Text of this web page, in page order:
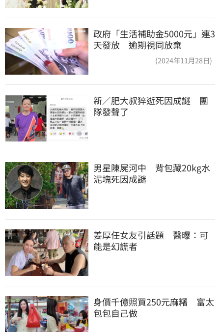
政府「生活補助金5000元」連3
天發放 逾期視同放棄
(2024年11月28日)
新／肥大叔猝逝死因成謎　團
隊發聲了
男星陳屍河中　背包藏20kg水
泥塊死因成謎
姜厚任女友引話題　醫曝：可
能是幻謊者
身價千億照買250元麻糬　富太
包包自己做